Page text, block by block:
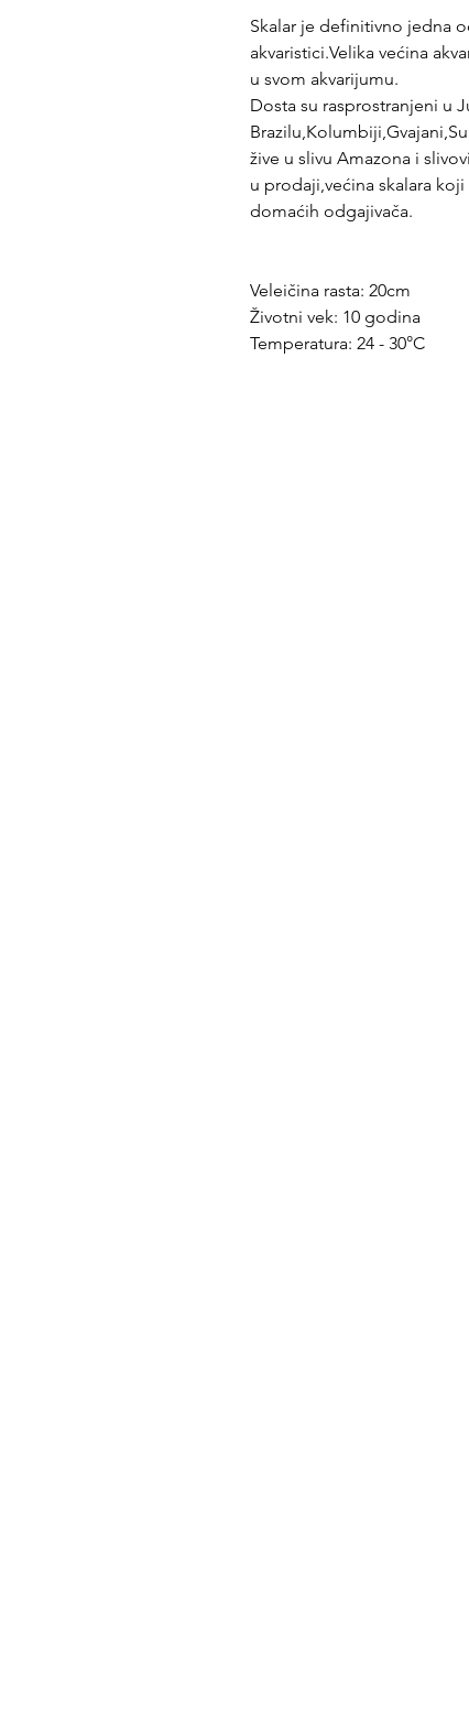
Skalar je definitivno jedna
akvaristici.Velika većina
u svom akvarijumu.
Dosta su rasprostranjeni u
žive u slivu Amazona i
u prodaji,većina skalara
domaćih odgajivača.
Veleičina rasta: 20cm
Životni vek: 10 godina
Temperatura: 24 - 30°C